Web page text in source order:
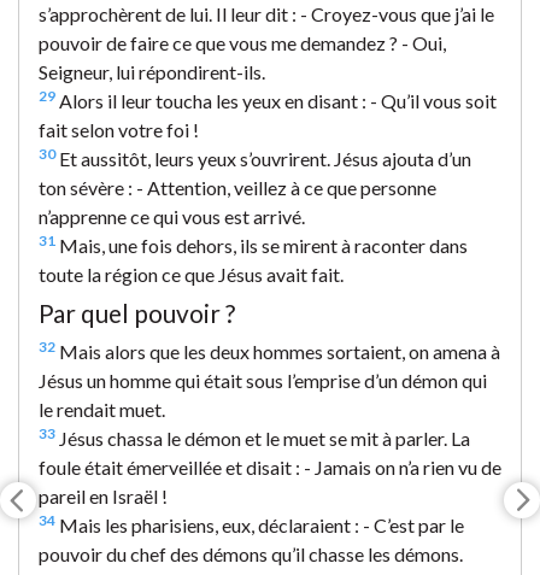
s’approchèrent de lui. Il leur dit : - Croyez-vous que j’ai le
pouvoir de faire ce que vous me demandez ? - Oui,
Seigneur, lui répondirent-ils.
29 Alors il leur toucha les yeux en disant : - Qu’il vous soit
fait selon votre foi !
30Et aussitôt, leurs yeux s’ouvrirent. Jésus ajouta d’un
ton sévère : - Attention, veillez à ce que personne
n’apprenne ce qui vous est arrivé.
31 Mais, une fois dehors, ils se mirent à raconter dans
toute la région ce que Jésus avait fait.
Par quel pouvoir ?
32 Mais alors que les deux hommes sortaient, on amena à
Jésus un homme qui était sous l’emprise d’un démon qui
le rendait muet.
33 Jésus chassa le démon et le muet se mit à parler. La
foule était émerveillée et disait : - Jamais on n’a rien vu de
pareil en Israël !
34 Mais les pharisiens, eux, déclaraient : - C’est par le
pouvoir du chef des démons qu’il chasse les démons.